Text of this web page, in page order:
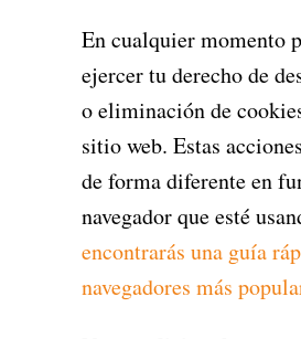
En cualquier momento
ejercer tu derecho de
o eliminación de
sitio web. Estas
de forma diferente en
navegador que esté
encontrarás una guía
navegadores más